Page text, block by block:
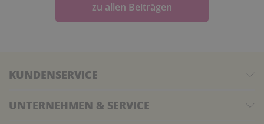
zu allen Beiträgen
KUNDENSERVICE
UNTERNEHMEN & SERVICE